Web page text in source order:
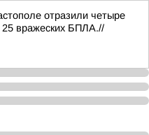
отразили четыре
вражеских БПЛА.//